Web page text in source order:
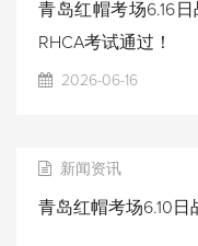
青岛红帽考场6.16
RHCA考试通过！
2026-06-16
新闻资讯
青岛红帽考场6.10日